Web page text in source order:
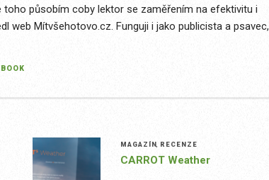
toho působím coby lektor se zaměřením na efektivitu i
web Mítvšehotovo.cz. Funguji i jako publicista a psavec,
MAGAZÍN, RECENZE
CARROT Weather